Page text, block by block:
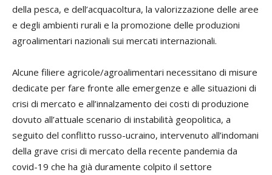
della pesca, e dell’acquacoltura, la valorizzazione delle aree
e degli ambienti rurali e la promozione delle produzioni
agroalimentari nazionali sui mercati internazionali.
Alcune filiere agricole/agroalimentari necessitano di misure
dedicate per fare fronte alle emergenze e alle situazioni di
crisi di mercato e all’innalzamento dei costi di produzione
dovuto all’attuale scenario di instabilità geopolitica, a
seguito del conflitto russo-ucraino, intervenuto all’indomani
della grave crisi di mercato della recente pandemia da
covid-19 che ha già duramente colpito il settore